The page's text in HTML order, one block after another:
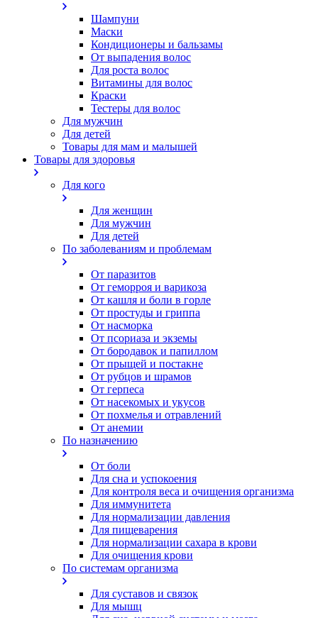
Шампуни
Маски
Кондиционеры и бальзамы
От выпадения волос
Для роста волос
Витамины для волос
Краски
Тестеры для волос
Для мужчин
Для детей
Товары для мам и малышей
Товары для здоровья
Для кого
Для женщин
Для мужчин
Для детей
По заболеваниям и проблемам
От паразитов
Oт геморроя и варикоза
От кашля и боли в горле
От простуды и гриппа
От насморка
Oт псориаза и экземы
От бородавок и папиллом
От прыщей и постакне
От рубцов и шрамов
От герпеса
От насекомых и укусов
От похмелья и отравлений
От анемии
По назначению
От боли
Для сна и успокоения
Для контроля веса и очищения организма
Для иммунитета
Для нормализации давления
Для пищеварения
Для нормализации сахара в крови
Для очищения крови
По системам организма
Для суставов и связок
Для мышц